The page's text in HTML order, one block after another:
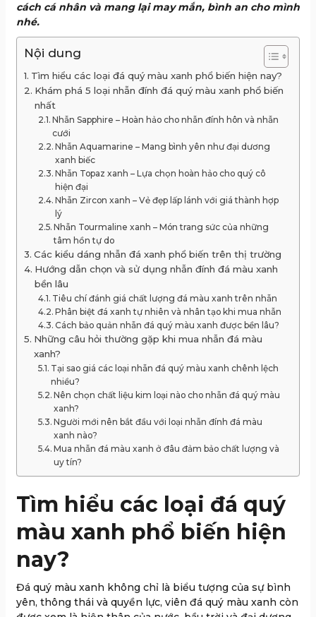
cách cá nhân và mang lại may mắn, bình an cho mình
nhé.
Nội dung
Tìm hiểu các loại đá quý màu xanh phổ biến hiện nay?
Khám phá 5 loại nhẫn đính đá quý màu xanh phổ biến
nhất
Nhẫn Sapphire – Hoàn hảo cho nhẫn đính hôn và nhẫn
cưới
Nhẫn Aquamarine – Mang bình yên như đại dương
xanh biếc
Nhẫn Topaz xanh – Lựa chọn hoàn hảo cho quý cô
hiện đại
Nhẫn Zircon xanh – Vẻ đẹp lấp lánh với giá thành hợp
lý
Nhẫn Tourmaline xanh – Món trang sức của những
tâm hồn tự do
Các kiểu dáng nhẫn đá xanh phổ biến trên thị trường
Hướng dẫn chọn và sử dụng nhẫn đính đá màu xanh
bền lâu
Tiêu chí đánh giá chất lượng đá màu xanh trên nhẫn
Phân biệt đá xanh tự nhiên và nhân tạo khi mua nhẫn
Cách bảo quản nhẫn đá quý màu xanh được bền lâu?
Những câu hỏi thường gặp khi mua nhẫn đá màu
xanh?
Tại sao giá các loại nhẫn đá quý màu xanh chênh lệch
nhiều?
Nên chọn chất liệu kim loại nào cho nhẫn đá quý màu
xanh?
Người mới nên bắt đầu với loại nhẫn đính đá màu
xanh nào?
Mua nhẫn đá màu xanh ở đâu đảm bảo chất lượng và
uy tín?
Tìm hiểu các loại đá quý
màu xanh phổ biến hiện
nay?
Đá quý màu xanh không chỉ là biểu tượng của sự bình
yên, thông thái và quyền lực, viên đá quý màu xanh còn